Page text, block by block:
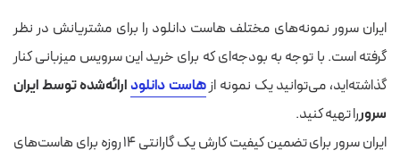
ایران سرور نمونه‌های مختلف ‌هاست دانلود را برای مشتریانش در نظر
گرفته است. با توجه به بودجه‌ای که برای خرید این سرویس میزبانی کنار
گذاشته‌اید، می‌توانید یک نمونه ازهاست دانلودارائه‌شده توسط ایران
سروررا تهیه کنید.
ایران سرور برای تضمین کیفیت کارش یک گارانتی ۱۴ روزه برای ‌هاست‌های